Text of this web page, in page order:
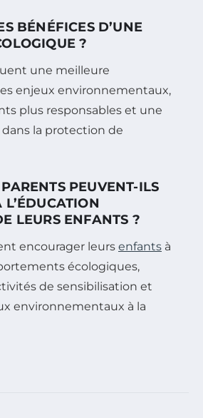
BÉNÉFICES D’UNE
?
une meilleure
enjeux environnementaux,
plus responsables et une
la protection de
PEUVENT-ILS
LEURS ENFANTS ?
encourager leurs enfants à
écologiques,
de sensibilisation et
environnementaux à la